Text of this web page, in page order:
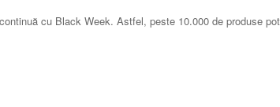
cu Black Week. Astfel, peste 10.000 de produse